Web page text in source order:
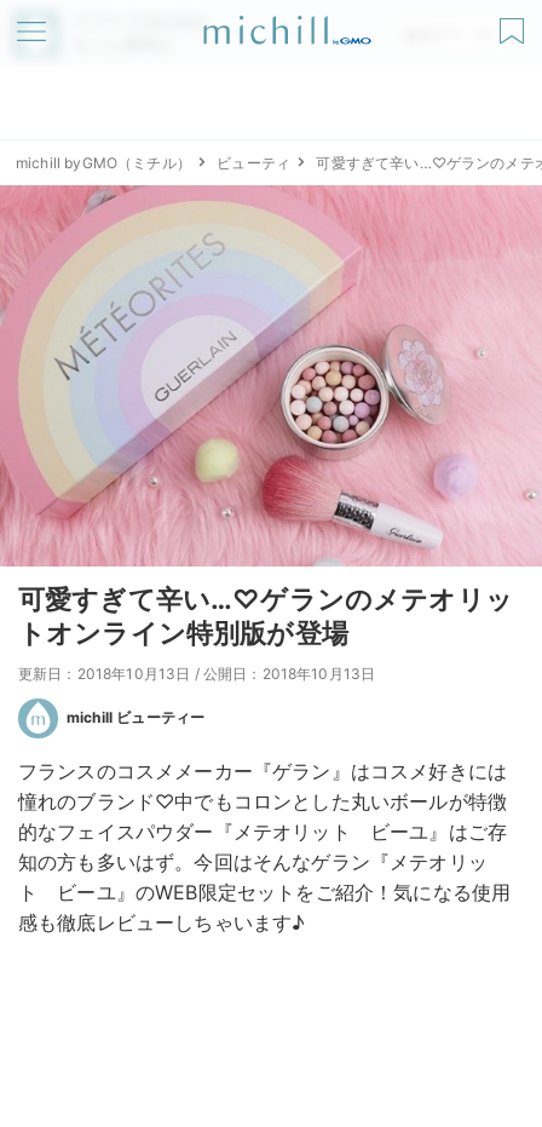
アプリでmichillが
無料ダウンロード
michill byGMO（ミチル） ビューティ 可愛すぎて辛い…♡ゲランのメテ
可愛すぎて辛い…♡ゲランのメテオリッ
トオンライン特別版が登場
更新日：2018年10月13日 / 公開日：2018年10月13日
michill ビューティー
フランスのコスメメーカー『ゲラン』はコスメ好きには
憧れのブランド♡中でもコロンとした丸いボールが特徴
的なフェイスパウダー『メテオリット ビーユ』はご存
知の方も多いはず。今回はそんなゲラン『メテオリッ
ト ビーユ』のWEB限定セットをご紹介！気になる使用
感も徹底レビューしちゃいます♪